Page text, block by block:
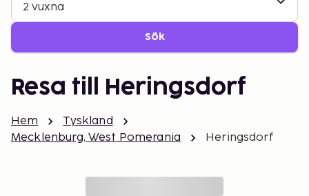
2 vuxna
Sök
Resa till Heringsdorf
Hem
Tyskland
Mecklenburg, West Pomerania
Heringsdorf